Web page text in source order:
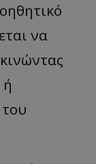
να